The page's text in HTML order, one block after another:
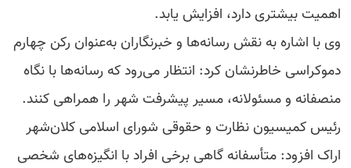
اهمیت بیشتری دارد، افزایش یابد.
وی با اشاره به نقش رسانه‌ها و خبرنگاران به‌عنوان رکن چهارم
دموکراسی خاطرنشان کرد: انتظار می‌رود که رسانه‌ها با نگاه
منصفانه و مسئولانه، مسیر پیشرفت شهر را همراهی کنند.
رئیس کمیسیون نظارت و حقوقی شورای اسلامی کلان‌شهر
اراک افزود: متأسفانه گاهی برخی افراد با انگیزه‌های شخصی